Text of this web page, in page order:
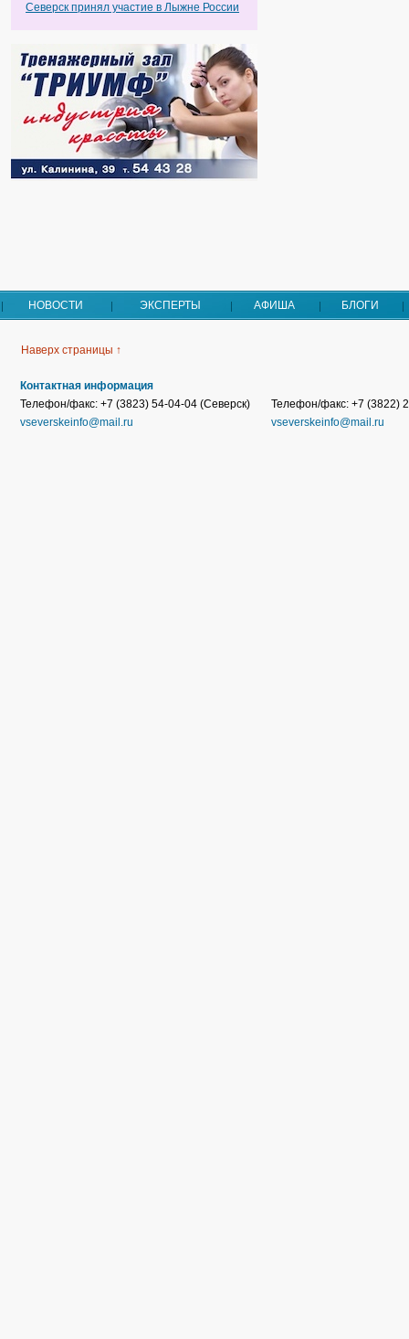
Северск принял участие в Лыжне России
НОВОСТИ ЭКСПЕРТЫ АФИША БЛОГИ
Наверх страницы ↑
Контактная информация
Телефон/факс: +7 (3823) 54-04-04 (Северск)
vseverskeinfo@mail.ru
Телефон/факс: +7 (3822)
vseverskeinfo@mail.ru